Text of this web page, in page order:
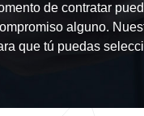
de contratar
alguno.
que tú puedas